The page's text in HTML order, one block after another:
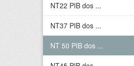
NT22 PIB dos ...
NT37 PIB dos ...
NT 50 PIB dos ...